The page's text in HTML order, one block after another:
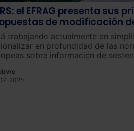
el EFRAG presenta sus
de modificación
trabajando actualmente en
en profundidad de las
sobre información de
2025